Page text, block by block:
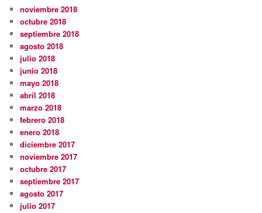
noviembre 2018
octubre 2018
septiembre 2018
agosto 2018
julio 2018
junio 2018
mayo 2018
abril 2018
marzo 2018
febrero 2018
enero 2018
diciembre 2017
noviembre 2017
octubre 2017
septiembre 2017
agosto 2017
julio 2017